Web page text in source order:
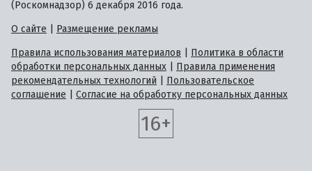
(Роскомнадзор) 6 декабря 2016 года.
О сайте
Размещение рекламы
Правила использования материалов
Политика в области
обработки персональных данных
Правила применения
рекомендательных технологий
Пользовательское
соглашение
Согласие на обработку персональных данных
16+